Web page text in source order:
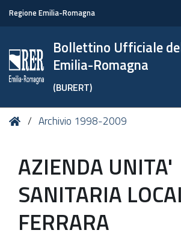
Regione Emilia-Romagna
Bollettino Ufficiale
Emilia-Romagna
(BURERT)
Tu HomeArchivio 1998-2009
AZIENDA UNITA'
SANITARIA
FERRARA